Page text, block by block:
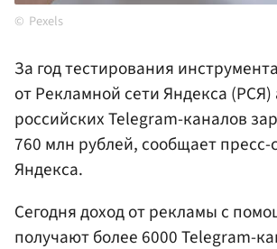
Pexels
За год тестирования
от Рекламной сети Яндекса
российских Telegram-каналов
760 млн рублей, сообщает пресс-
Яндекса.
Сегодня доход от рекламы с
получают более 6000 Telegram-